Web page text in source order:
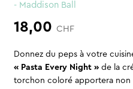
- Maddison Ball
18,00 CHF
Donnez du peps à votre
« Pasta Every Night »de la
torchon coloré apportera non